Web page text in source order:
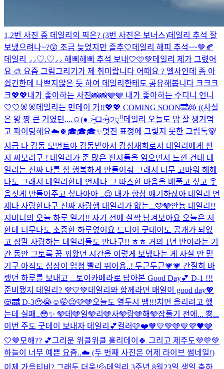
1,2번 사진 중 데일리의 픽은? (3번 사진은 보너스)데일리 추석 잘
보냈으려나~?😲 조금 늦었지만 즐추🤍데일리 해피 추석~~🤎🍂
데일리 ⸝⸝♡.♡⸝⸝ 해삐해삐 추석 보내🤍🩵💚데일리 제가 그렸어
요 🎨 요즘 그림그리기가 제 취미랍니다 어때요 ? 엘사인데 좀 아
쉽긴한데 나쁘지않은 듯 하여 데일리한테도 공유해봅니다 크크크
크💖💖내가 좋아하는 사진📸📸🩶🩶 내가 좋아하는 수디니 언니
🤍🤍🐰🐰 데일리는 먼데이 거!!💖💖 COMING SOON🔜😻 ((사실
은 왕 짱 큰 거였던....☺(● ˃̶͈̀ロ˂̶͈́)੭ꠥ⁾⁾️데일리 오늘도 밥 잘 챙겨먹
고 파이팅해요☁️🍀 🎓🎓🎓✨멋진 표정에 그렇지 못한 그립톡🐻
지금 나 감동 모먼트야 감동받아서 감성재희로서 데일리에게 편
지 써보려구 ! 데일리가 준 많은 편지들을 읽으면서 느낀 건데 데
일리는 진짜 나를 참 행복하게 만들어줘 그래서 너무 고마워 헤헤
나도 그래서 데일리한테 언제나 그 따스한 마음을 베풀고 싶고 웃
음짓게 만들어주고 싶다아아 ..😉 내가 항상 얘기하잖아 데일리 언
제나 사랑한다구 진짜 사랑행 데일리가 없는...🩷🩵안뇽 데일리!!
지미니의 오늘 하루 일기!! 자기 전에 살짝 남겨보아요 오늘은 저
한테 너무나도 소중한 하루였어요 드디어 굿데이도 공개가 되었
고 정말 사랑하는 데일리들도 만나구!! ㅎㅎ 거의 1년 반이라는 기
간 동안 그토록 꿈 꿔왔던 시간을 이렇게 보냈다는 게 사실 안 믿
기구 아직도 심장이 엄청 빨리 뛰어용..! 두근두근💗💗 간절히 바
랬던 하루를 보내고 ...토이카메라로 담아본 Good Day💕 D-1 !!!
준비됐지 데일리? 💜💛💚데일리와 함께라면 매일이 good day💖
😻🔜 D-3🥹😭☺️🤭😉🩷🩵오늘도 열두시 땡!!!치면 올리려고 했
는데 실패..😳✨ 🩵데🩵일🩵리🩵사🩵랑🩵해🩵잠들기 전에... 뿅...
이번 주도 굿데이 보내자 데일리💕컬러🩷❤️🧡💛💚🩵💙💜🖤🩶
🤍🤎 모해?? 💕그리운 위클위클 홀리데이🍀 그리고 제주도💜💛💚
하늘이 너무 예쁜 요즘..☁️ (두 번째 사진은 어제 라이브 썸네일!)
이제 가을티비? 그래두 더움!💦데일리 3주년 8월23일 생일 축하